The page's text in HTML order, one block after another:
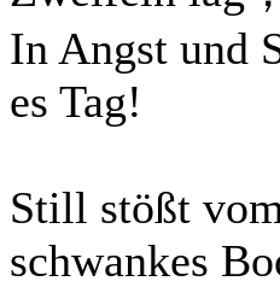
In Angst und
es Tag!
Still stößt
schwankes